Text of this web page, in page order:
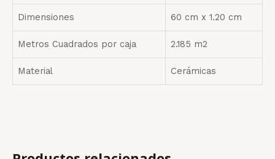
Dimensiones 60 cm x 1.20 cm
Metros Cuadrados por caja 2.185 m2
Material Cerámicas